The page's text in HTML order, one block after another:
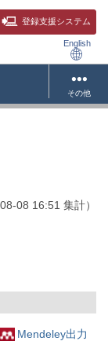
登録支援システム
English
その他
08 16:51 集計）
Mendeley出力